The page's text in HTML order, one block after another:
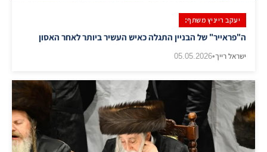
יעקב רייניץ משתף:
ה"פראייר" של הבניין התגלה כאיש העשיר ביותר לאחר האסון
ישראל רייך•
05.05.2026